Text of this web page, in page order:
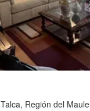
Región del Maule